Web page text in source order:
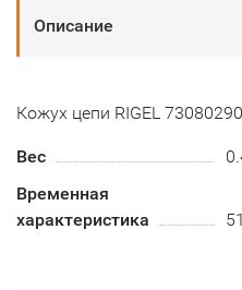
Описание
Кожух цепи RIGEL 73080290
Вес
Временная
характеристика